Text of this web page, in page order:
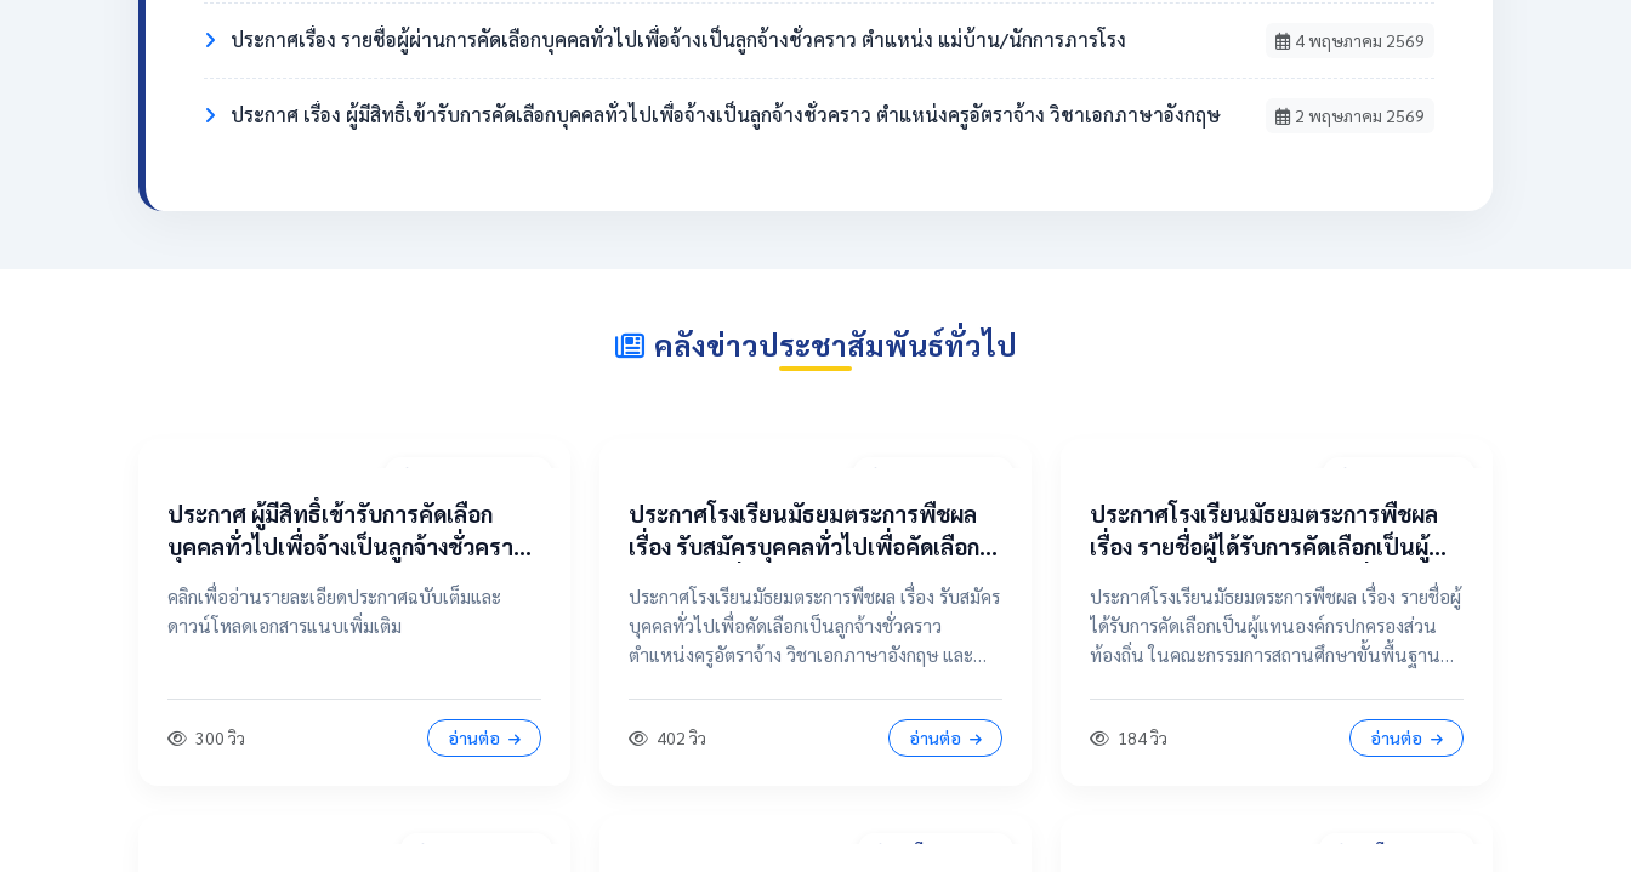
ประกาศเรื่อง รายชื่อผู้ผ่านการคัดเลือกบุคคลทั่วไปเพื่อจ้างเป็นลูกจ้างชั่วคราว ตำแหน่ง แม่บ้าน/นักการภารโรง 4 พฤษภาคม 2569
ประกาศ เรื่อง ผู้มีสิทธิ์เข้ารับการคัดเลือกบุคคลทั่วไปเพื่อจ้างเป็นลูกจ้างชั่วคราว ตำแหน่งครูอัตราจ้าง วิชาเอกภาษาอังกฤษ 2 พฤษภาคม 2569
คลังข่าวประชาสัมพันธ์ทั่วไป
​ประกาศ ผู้มีสิทธิ์เข้ารับการคัดเลือก
บุคคลทั่วไปเพื่อจ้างเป็นลูกจ้างชั่วคราว
ตำแหน่งแม่บ้าน/นักการภารโรง
คลิกเพื่ออ่านรายละเอียดประกาศฉบับเต็มและ
ดาวน์โหลดเอกสารแนบเพิ่มเติม
300 วิว อ่านต่อ
ประกาศโรงเรียนมัธยมตระการพืชผล
เรื่อง รับสมัครบุคคลทั่วไปเพื่อคัดเลือก
เป็นลูกจ้างชั่วคราว ตำแหน่งครูอัตรา
จ้าง วิชาเอกภาษาอังกฤษ และ ตำแหน่ง
แม่บ้าน / นักการภารโรง
ประกาศโรงเรียนมัธยมตระการพืชผล เรื่อง รับสมัคร
บุคคลทั่วไปเพื่อคัดเลือกเป็นลูกจ้างชั่วคราว
ตำแหน่งครูอัตราจ้าง วิชาเอกภาษาอังกฤษ และ
ละเอียด / เอกสารแนบ
402 วิว อ่านต่อ
ประกาศโรงเรียนมัธยมตระการพืชผล
เรื่อง รายชื่อผู้ได้รับการคัดเลือกเป็นผู้
แทนองค์กรปกครองส่วนท้องถิ่น ในคณะ
กรรมการสถานศึกษาขั้นพื้นฐาน
ประกาศโรงเรียนมัธยมตระการพืชผล เรื่อง รายชื่อผู้
ได้รับการคัดเลือกเป็นผู้แทนองค์กรปกครองส่วน
ท้องถิ่น ในคณะกรรมการสถานศึกษาขั้นพื้นฐาน
184 วิว อ่านต่อ
31 มีนาคม 2569 28 มีนาคม 2569